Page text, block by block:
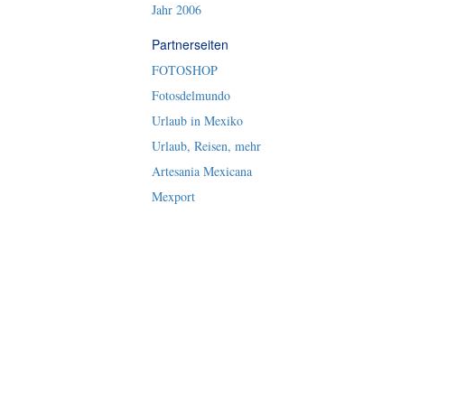
Jahr 2006
Partnerseiten
FOTOSHOP
Fotosdelmundo
Urlaub in Mexiko
Urlaub, Reisen, mehr
Artesania Mexicana
Mexport